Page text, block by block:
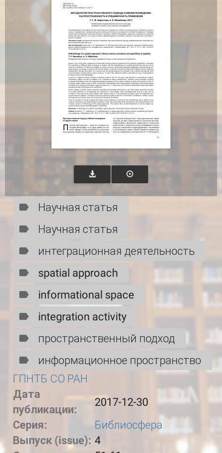
Научная статья
Научная статья
интеграционная деятельность
spatial approach
informational space
integration activity
пространственный подход
информационное пространство
ГПНТБ СО РАН
Дата
публикации:
2017-12-30
Серия:
Библиосфера
Выпуск (issue): 4